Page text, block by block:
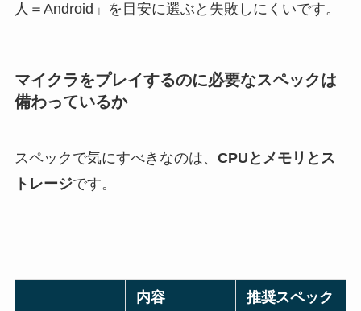
人＝Android」を目安に選ぶと失敗しにくいです。
マイクラをプレイするのに必要なスペックは
備わっているか
スペックで気にすべきなのは、 CPUとメモリとス
トレージです。
内容
推奨スペック